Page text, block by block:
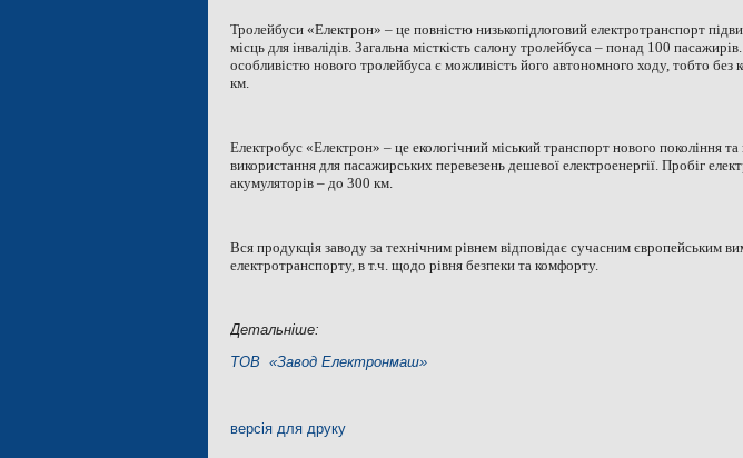
Тролейбуси «Електрон» – це повністю низькопідлоговий електротранспорт
місць для інвалідів. Загальна місткість салону тролейбуса – понад 100
особливістю нового тролейбуса є можливість його автономного ходу, тобто без
км.
Електробус «Електрон» – це екологічний міський транспорт нового покоління
використання для пасажирських перевезень дешевої електроенергії. Пробіг
акумуляторів – до 300 км.
Вся продукція заводу за технічним рівнем відповідає сучасним європейським
електротранспорту, в т.ч. щодо рівня безпеки та комфорту.
Детальніше:
ТОВ «Завод Електронмаш»
версія для друку